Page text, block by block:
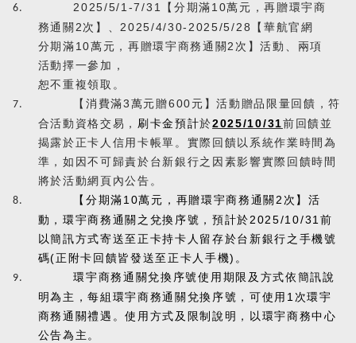
歐洲旅遊
Europe
郵輪旅遊
Cruiseship
迷你團(包車)
MiniTour
最新消息
Announcement
客製旅遊
Customized Tour
6. 2025/5/1-7/31 【分期滿10萬元，再贈環宇商
務通關 2次】、2025/4/30-2025/5/28
【華航官網
分期滿10萬元，再贈環宇商務通關2 次】活動、兩項
活動擇一參加，
恕不重複領取。
7. 【消費滿3萬元贈600元】活動贈品 限量回饋，符
合活動資格交易， 刷卡金預計於2025/10/31前回饋並
揭露於正卡人信用卡帳單。實際回饋以系統作業時間為
準，如因不可歸責於台新銀行之因素影響實際回饋時間
將於活動網頁內公告。
8. 【分期滿10萬元，再贈環宇商務通關2 次】活
動，環宇商務通關之兌換序號，預計於2025/10/31前
以簡訊方式寄送至正卡持卡人留存於台新銀行之手機號
碼(正附卡回饋皆發送至正卡人手機) 。
9.
環宇商務通關兌換序號使用期限及方式依簡訊說
明為主，每組環宇商務通關兌換序號，可使用 1次環宇
商務通關禮遇。使用方式及限制說明，以環宇商務中心
公告為主。